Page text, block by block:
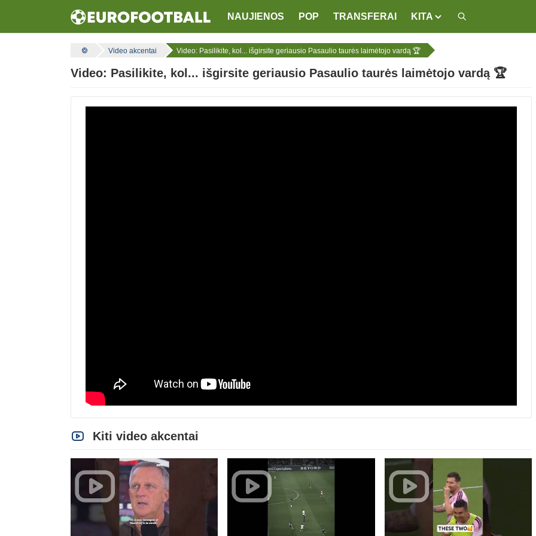
NAUJIENOS POP TRANSFERAI KITA
Video akcentai Video: Pasilikite, kol... išgirsite geriausio Pasaulio taurės laimėtojo vardą 🏆
Video: Pasilikite, kol... išgirsite geriausio Pasaulio taurės laimėtojo vardą 🏆
Kiti video akcentai